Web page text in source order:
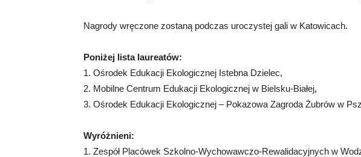
Nagrody wręczone zostaną podczas uroczystej gali w Katowicach.
Poniżej lista laureatów:
1. Ośrodek Edukacji Ekologicznej Istebna Dzielec,
2. Mobilne Centrum Edukacji Ekologicznej w Bielsku-Białej,
3. Ośrodek Edukacji Ekologicznej – Pokazowa Zagroda Żubrów w
Wyróżnieni:
1. Zespół Placówek Szkolno-Wychowawczo-Rewalidacyjnych w